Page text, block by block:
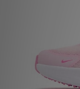
JD Exklusives